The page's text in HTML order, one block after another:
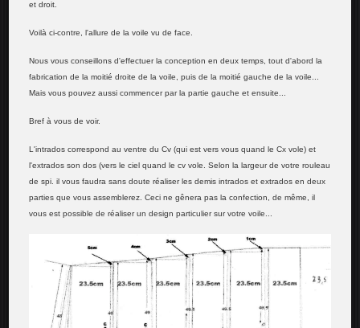
et droit.
Voilà ci-contre, l'allure de la voile vu de face.
Nous vous conseillons d'effectuer la conception en deux temps, tout d'abord la
fabrication de la moitié droite de la voile, puis de la moitié gauche de la voile...
Mais vous pouvez aussi commencer par la partie gauche et ensuite...
Bref à vous de voir.
L'intrados correspond au ventre du Cv (qui est vers vous quand le Cx vole) et
l'extrados son dos (vers le ciel quand le cv vole. Selon la largeur de votre rouleau
de spi. il vous faudra sans doute réaliser les demis intrados et extrados en deux
parties que vous assemblerez. Ceci ne gênera pas la confection, de même, il
vous est possible de réaliser un design particulier sur votre voile...